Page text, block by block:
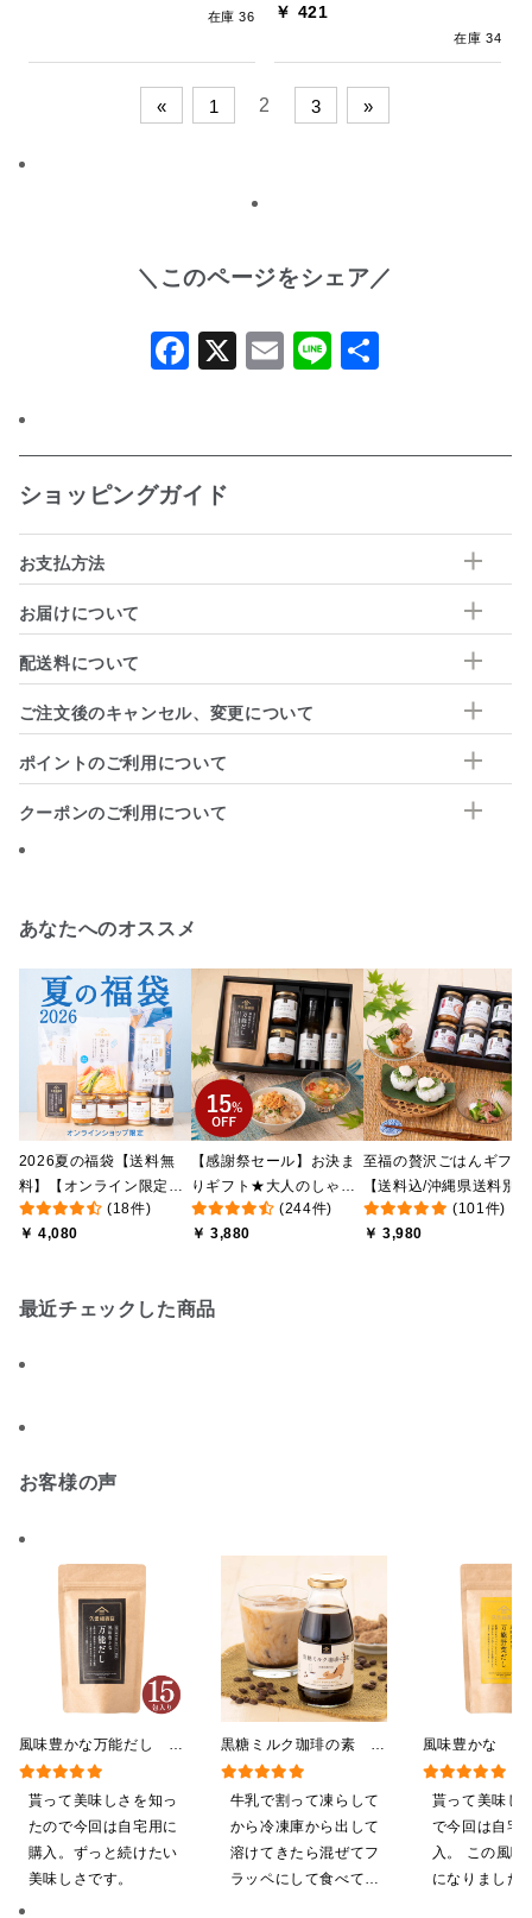
在庫 36 ￥ 421
在庫 34
« 1 2 3 »
＼このページをシェア／
Facebook
X Email
Line
ショッピングガイド
お支払方法
お届けについて
配送料について
ご注文後のキャンセル、変更について
ポイントのご利用について
クーポンのご利用について
あなたへのオススメ
2026夏の福袋【送料無
料】【オンライン限定】
【ポイントキャンペーン
実施中】【のし・ラッピ
(18件)
￥ 4,080
【感謝祭セール】お決ま
りギフト★大人のしゃけ
しゃけめんたい入り【送
料込/沖縄県送料別途】
(244件)
￥ 3,880
至福の贅沢ごはんギフト
【送料込/沖縄県送料別
途】【化粧箱包装付/オン
ライン限定】
(101件)
￥ 3,980
最近チェックした商品
お客様の声
黒糖ミルク珈琲の素
275ml （ドリンクベース／
希釈タイプ）
牛乳で割って凍らして
から冷凍庫から出して
溶けてきたら混ぜてフ
ラッペにして食べてい
風味豊かな 万
し 120g（
【だしパック】
貰って美味し
で今回は自宅
入。 この風味
になりました
風味豊かな万能だし
120g（8g×15包）【だし
パック】
貰って美味しさを知っ
たので今回は自宅用に
購入。ずっと続けたい
美味しさです。